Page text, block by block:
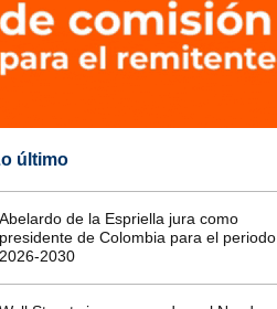
último
de la Espriella jura como
de Colombia para el periodo
2030